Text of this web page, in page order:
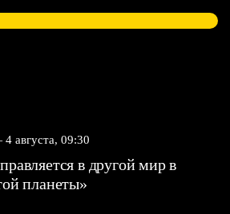
4 августа, 09:30
в другой мир в
планеты»